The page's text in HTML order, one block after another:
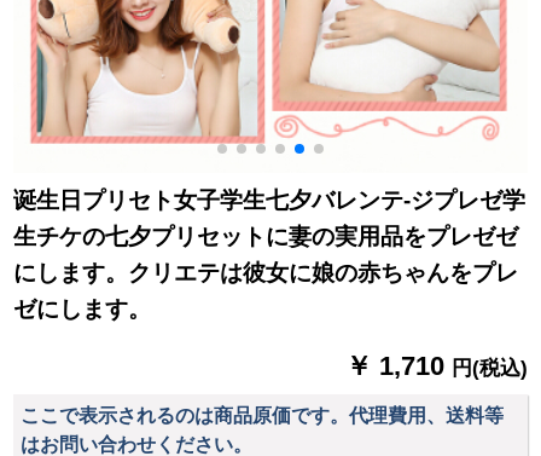
诞生日プリセト女子学生七夕バレンテ-ジプレゼ学
生チケの七夕プリセットに妻の実用品をプレゼゼ
にします。クリエテは彼女に娘の赤ちゃんをプレ
ゼにします。
￥ 1,710 円(税込)
ここで表示されるのは商品原価です。代理費用、送料等
はお問い合わせください。